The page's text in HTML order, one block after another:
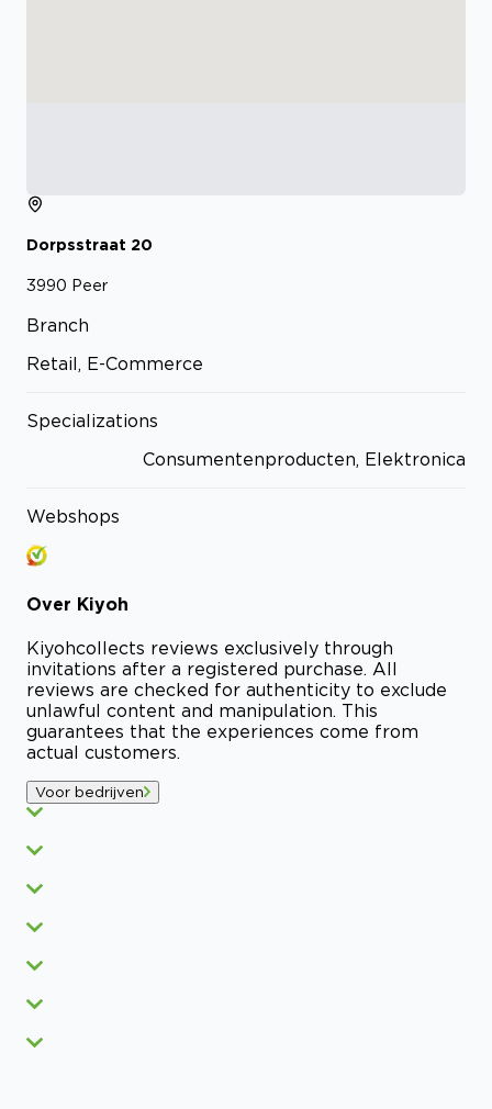
Dorpsstraat 20
3990 Peer
Branch
Retail, E-Commerce
Specializations
Consumentenproducten, Elektronica
Webshops
Over Kiyoh
Kiyohcollects reviews exclusively through
invitations after a registered purchase. All
reviews are checked for authenticity to exclude
unlawful content and manipulation. This
guarantees that the experiences come from
actual customers.
Voor bedrijven